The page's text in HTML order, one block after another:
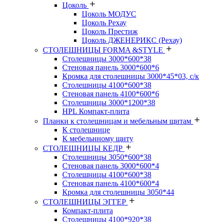
Цоколь
Цоколь МОДУС
Цоколь Рехау
Цоколь Престиж
Цоколь ДЖЕНЕРИКС (Рехау)
СТОЛЕШНИЦЫ FORMA &STYLE
Столешницы 3000*600*38
Стеновая панель 3000*600*6
Кромка для столешницы 3000*45*03, с/к
Столешницы 4100*600*38
Стеновая панель 4100*600*6
Столешницы 3000*1200*38
HPL Компакт-плита
Планки к столешницам и мебельным щитам
К столешнице
К мебельнному щиту
СТОЛЕШНИЦЫ КЕДР
Столешницы 3050*600*38
Стеновая панель 3000*600*4
Столешницы 4100*600*38
Стеновая панель 4100*600*4
Кромка для столешницы 3050*44
СТОЛЕШНИЦЫ ЭГГЕР
Компакт-плита
Столешницы 4100*920*38